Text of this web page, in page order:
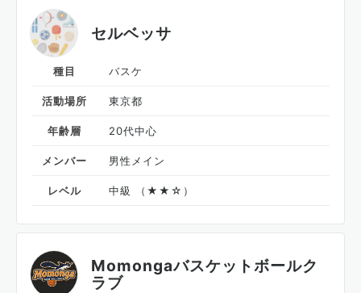
セルベッサ
種目 バスケ
活動場所 東京都
年齢層 20代中心
メンバー 男性メイン
レベル 中級 （★★☆）
Momongaバスケットボールク
ラブ